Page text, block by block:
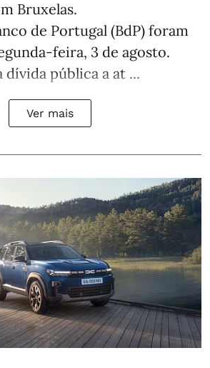
Bruxelas.
de Portugal (BdP) foram
feira, 3 de agosto.
dívida pública a at ...
Ver mais